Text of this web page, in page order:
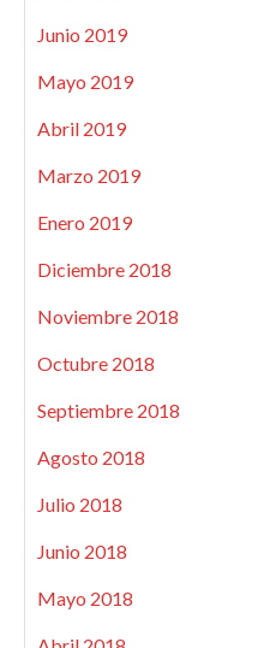
Junio 2019
Mayo 2019
Abril 2019
Marzo 2019
Enero 2019
Diciembre 2018
Noviembre 2018
Octubre 2018
Septiembre 2018
Agosto 2018
Julio 2018
Junio 2018
Mayo 2018